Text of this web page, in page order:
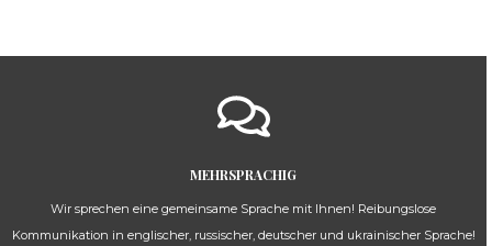
MEHRSPRACHIG
Wir sprechen eine gemeinsame Sprache mit Ihnen! Reibungslose
Kommunikation in englischer, russischer, deutscher und ukrainischer Sprache!